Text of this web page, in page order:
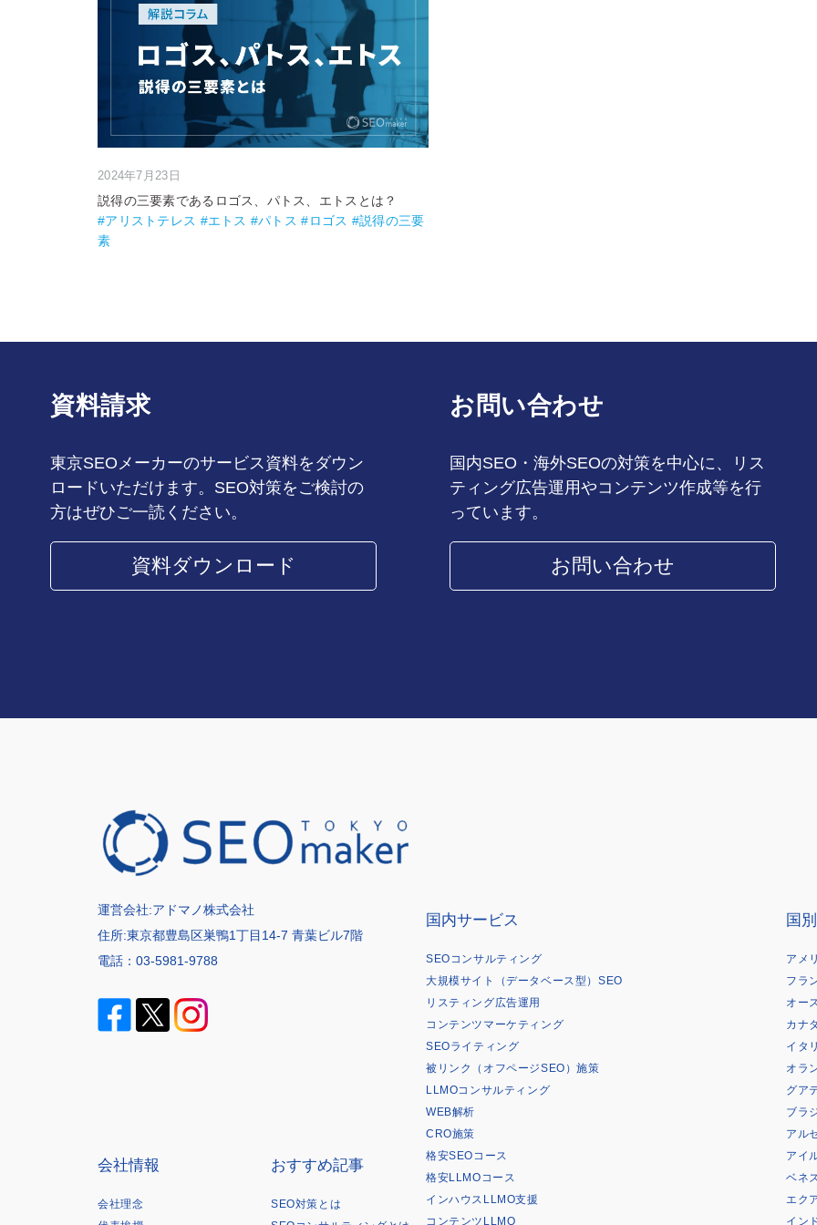
2024年7月23日
説得の三要素であるロゴス、パトス、エトスとは？
#アリストテレス #エトス #パトス #ロゴス #説得の三要
素
資料請求
東京SEOメーカーのサービス資料をダウン
ロードいただけます。SEO対策をご検討の
方はぜひご一読ください。
資料ダウンロード
お問い合わせ
国内SEO・海外SEOの対策を中心に、リス
ティング広告運用やコンテンツ作成等を行
っています。
お問い合わせ
運営会社:アドマノ株式会社
住所:東京都豊島区巣鴨1丁目14-7 青葉ビル7階
電話： 03-5981-9788
会社情報
会社理念
おすすめ記事
SEO対策とは
国内サービス
SEOコンサルティング
大規模サイト（データベース型）SEO
リスティング広告運用
コンテンツマーケティング
SEOライティング
被リンク（オフページSEO）施策
LLMOコンサルティング
WEB解析
CRO施策
格安SEOコース
格安LLMOコース
インハウスLLMO支援
コンテンツLLMO
国
アメ
フラ
オー
カナ
イタ
オラ
グア
ブラ
アル
アイ
ベネ
エク
イン